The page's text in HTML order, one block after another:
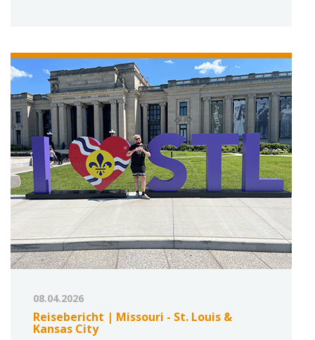
08.04.2026
Reisebericht | Missouri - St. Louis &
Kansas City